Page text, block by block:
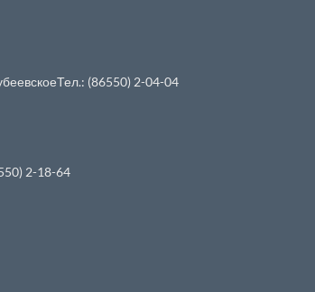
(86550) 2-04-04
2-18-64